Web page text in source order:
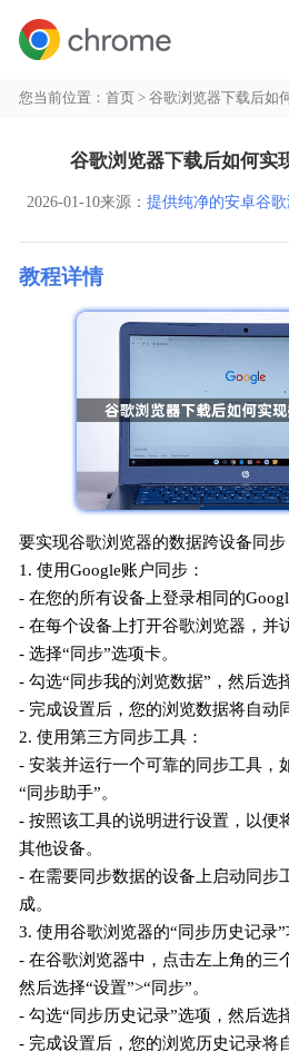
您当前位置：首页 > 谷歌浏览器下载后如
谷歌浏览器下载后如何实
2026-01-10来源： 提供纯净的安卓谷
教程详情
要实现谷歌浏览器的数据跨设备同步
1. 使用Google账户同步：
- 在您的所有设备上登录相同的
- 在每个设备上打开谷歌浏览器，并
- 选择“同步”选项卡。
- 勾选“同步我的浏览数据”，然后选
- 完成设置后，您的浏览数据将自动
2. 使用第三方同步工具：
- 安装并运行一个可靠的同步工具，
“同步助手”。
- 按照该工具的说明进行设置，以便
其他设备。
- 在需要同步数据的设备上启动同步
成。
3. 使用谷歌浏览器的“同步历史记录”
- 在谷歌浏览器中，点击左上角的三
然后选择“设置”>“同步”。
- 勾选“同步历史记录”选项，然后选
- 完成设置后，您的浏览历史记录将